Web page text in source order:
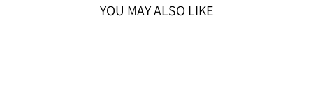
YOU MAY ALSO LIKE